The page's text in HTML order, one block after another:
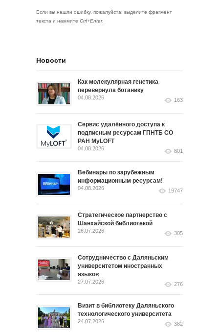
Если вы нашли ошибку, пожалуйста, выделите фрагмент
текста и нажмите Ctrl+Enter.
Новости
Как молекулярная генетика
перевернула ботанику
04.08.2026 163
Сервис удалённого доступа к
подписным ресурсам ГПНТБ СО
РАН MyLOFT
04.08.2026 801
Вебинары по зарубежным
информационным ресурсам!
04.08.2026 19747
Стратегическое партнерство с
Шанхайской библиотекой
28.07.2026 305
Сотрудничество с Даляньским
университетом иностранных
языков
27.07.2026 276
Визит в библиотеку Даляньского
технологического университета
24.07.2026 382